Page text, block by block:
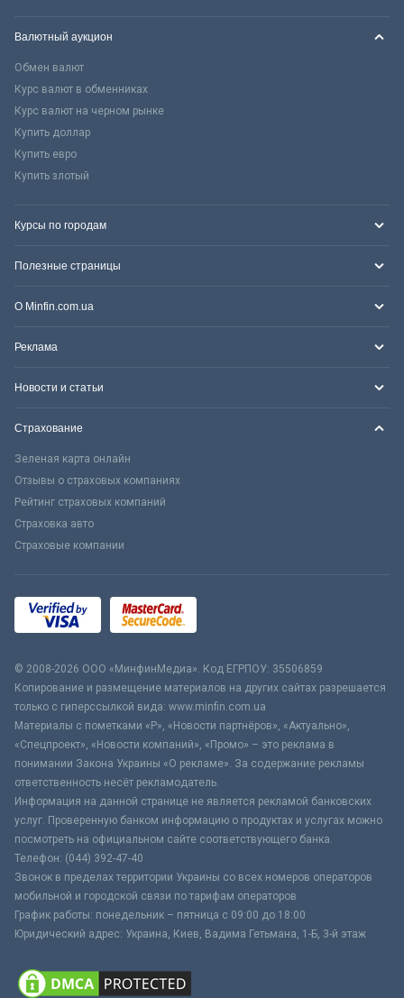
Валютный аукцион
Обмен валют
Курс валют в обменниках
Курс валют на черном рынке
Купить доллар
Купить евро
Купить злотый
Курсы по городам
Полезные страницы
О Minfin.com.ua
Реклама
Новости и статьи
Страхование
Зеленая карта онлайн
Отзывы о страховых компаниях
Рейтинг страховых компаний
Страховка авто
Страховые компании
© 2008-2026 ООО «МинфинМедиа». Код ЕГРПОУ: 35506859
Копирование и размещение материалов на других сайтах разрешается
только с гиперссылкой вида: www.minfin.com.ua
Материалы с пометками «Р», «Новости партнёров», «Актуально»,
«Спецпроект», «Новости компаний», «Промо» – это реклама в
понимании Закона Украины «О рекламе». За содержание рекламы
ответственность несёт рекламодатель.
Информация на данной странице не является рекламой банковских
услуг. Проверенную банком информацию о продуктах и услугах можно
посмотреть на официальном сайте соответствующего банка.
Телефон: (044) 392-47-40
Звонок в пределах территории Украины со всех номеров операторов
мобильной и городской связи по тарифам операторов
График работы: понедельник – пятница с 09:00 до 18:00
Юридический адрес: Украина, Киев, Вадима Гетьмана, 1-Б, 3-й этаж